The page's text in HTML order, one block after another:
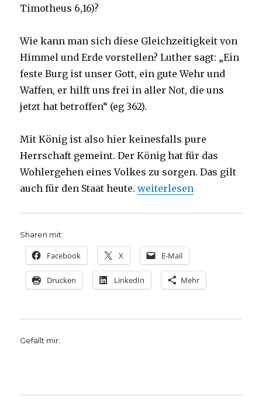
Timotheus 6,16)?
Wie kann man sich diese Gleichzeitigkeit von
Himmel und Erde vorstellen? Luther sagt: „Ein
feste Burg ist unser Gott, ein gute Wehr und
Waffen, er hilft uns frei in aller Not, die uns
jetzt hat betroffen“ (eg 362).
Mit König ist also hier keinesfalls pure
Herrschaft gemeint. Der König hat für das
Wohlergehen eines Volkes zu sorgen. Das gilt
auch für den Staat heute.„Predigt über Philipper 3,
weiterlesen
Sharen mit:
Facebook X E-Mail
Drucken LinkedIn Mehr
Gefällt mir: